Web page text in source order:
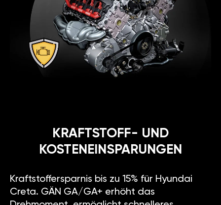
KRAFTSTOFF- UND
KOSTENEINSPARUNGEN
Kraftstoffersparnis bis zu 15% für Hyundai
Creta. GÄN GA/GA+ erhöht das